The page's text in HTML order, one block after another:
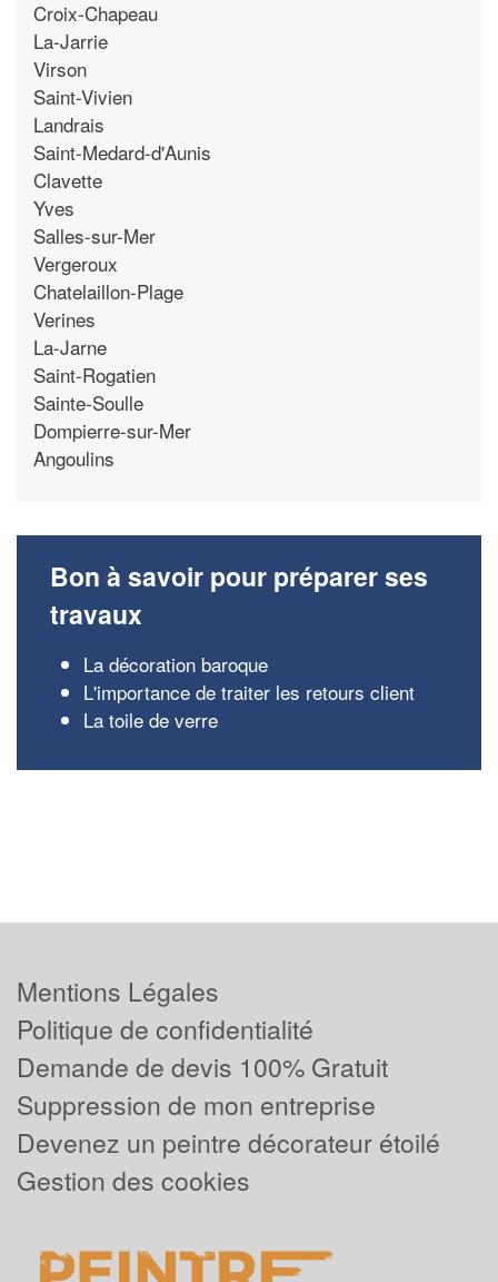
Croix-Chapeau
La-Jarrie
Virson
Saint-Vivien
Landrais
Saint-Medard-d'Aunis
Clavette
Yves
Salles-sur-Mer
Vergeroux
Chatelaillon-Plage
Verines
La-Jarne
Saint-Rogatien
Sainte-Soulle
Dompierre-sur-Mer
Angoulins
Bon à savoir pour préparer ses
travaux
La décoration baroque
L'importance de traiter les retours client
La toile de verre
Mentions Légales
Politique de confidentialité
Demande de devis 100% Gratuit
Suppression de mon entreprise
Devenez un peintre décorateur étoilé
Gestion des cookies